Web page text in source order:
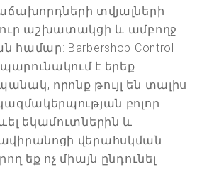
տվյալների
աշխատակցի և ամբողջ
համար: Barbershop Control
պարունակում է երեք
որոնք թույլ են տալիս
բոլոր
եկամուտներին և
վերահսկման
եք ոչ միայն ընդունել